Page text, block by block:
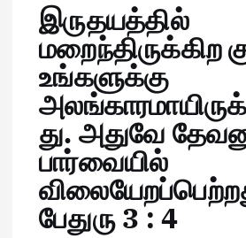
இருதயத்தில்
மறைந்திருக்கிற
உங்களுக்கு
து. அதுவே
பார்வையில்
பேதுரு 3 : 4